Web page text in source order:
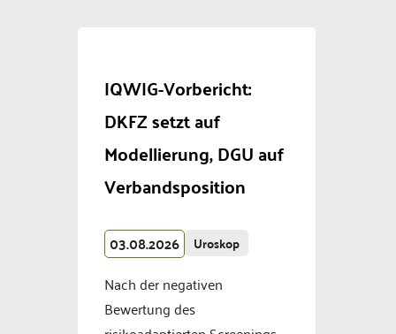
IQWIG-Vorbericht:
DKFZ setzt auf
Modellierung, DGU auf
Verbandsposition
03.08.2026 Uroskop
Nach der negativen
Bewertung des